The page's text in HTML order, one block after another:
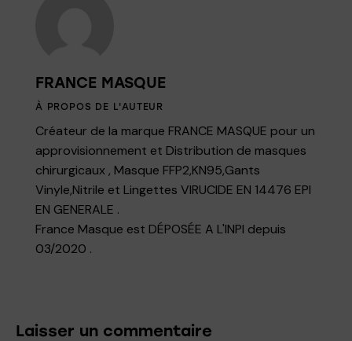
FRANCE MASQUE
À PROPOS DE L'AUTEUR
Créateur de la marque FRANCE MASQUE pour un
approvisionnement et Distribution de masques
chirurgicaux , Masque FFP2,KN95,Gants
Vinyle,Nitrile et Lingettes VIRUCIDE EN 14476 EPI
EN GENERALE .
France Masque est DÉPOSÉE A L'INPI depuis
03/2020 .
Laisser un commentaire